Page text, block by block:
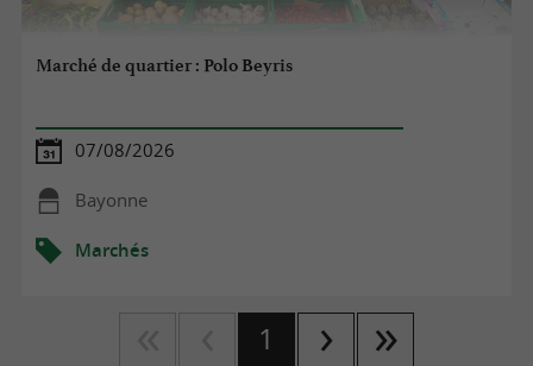
Marché de quartier : Polo Beyris
07/08/2026
Bayonne
Marchés
1